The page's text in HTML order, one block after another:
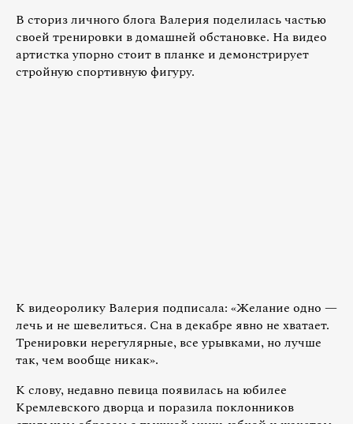
В сториз личного блога Валерия поделилась частью
своей тренировки в домашней обстановке. На видео
артистка упорно стоит в планке и демонстрирует
стройную спортивную фигуру.
К видеоролику Валерия подписала: «Желание одно —
лечь и не шевелиться. Сна в декабре явно не хватает.
Тренировки нерегулярные, все урывками, но лучше
так, чем вообще никак».
К слову, недавно певица появилась на юбилее
Кремлевского дворца и поразила поклонников